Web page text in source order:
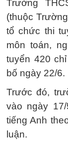
Trường
(thuộc
tổ chức thi
môn toán,
tuyển 420
bố ngày 22/6.
Trước đó,
vào ngày
tiếng Anh
luận.